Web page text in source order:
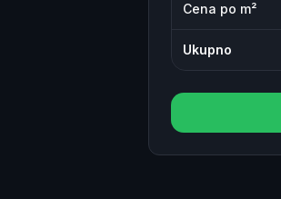
Cena po m²
Ukupno